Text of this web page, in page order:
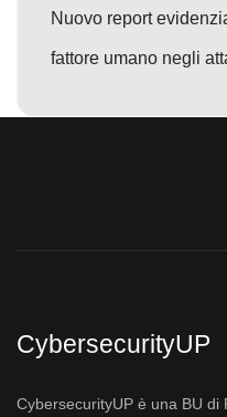
Nuovo report
fattore umano negli
CybersecurityUP
CybersecurityUP è una BU di